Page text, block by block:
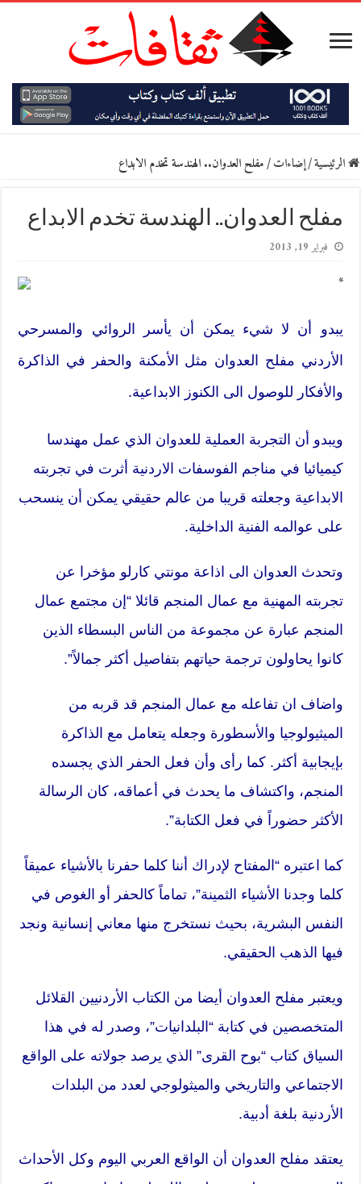
الرئيسية/إضاءات/مفلح العدوان.. الهندسة تخدم الابداع
مفلح العدوان.. الهندسة تخدم الابداع
فبراير 19, 2013
*
يبدو أن لا شيء يمكن أن يأسر الروائي والمسرحي
الأردني مفلح العدوان مثل الأمكنة والحفر في الذاكرة
والأفكار للوصول الى الكنوز الابداعية.
ويبدو أن التجربة العملية للعدوان الذي عمل مهندسا
كيميائيا في مناجم الفوسفات الاردنية أثرت في تجربته
الابداعية وجعلته قريبا من عالم حقيقي يمكن أن ينسحب
على عوالمه الفنية الداخلية.
وتحدث العدوان الى اذاعة مونتي كارلو مؤخرا عن
تجربته المهنية مع عمال المنجم قائلا “إن مجتمع عمال
المنجم عبارة عن مجموعة من الناس البسطاء الذين
كانوا يحاولون ترجمة حياتهم بتفاصيل أكثر جمالاً”.
واضاف ان تفاعله مع عمال المنجم قد قربه من
الميثيولوجيا والأسطورة وجعله يتعامل مع الذاكرة
بإيجابية أكثر. كما رأى وأن فعل الحفر الذي يجسده
المنجم، واكتشاف ما يحدث في أعماقه، كان الرسالة
الأكثر حضوراً في فعل الكتابة”.
كما اعتبره “المفتاح لإدراك أننا كلما حفرنا بالأشياء عميقاً
كلما وجدنا الأشياء الثمينة”، تماماً كالحفر أو الغوص في
النفس البشرية، بحيث نستخرج منها معاني إنسانية ونجد
فيها الذهب الحقيقي.
ويعتبر مفلح العدوان أيضا من الكتاب الأردنيين القلائل
المتخصصين في كتابة “البلدانيات”، وصدر له في هذا
السياق كتاب “بوح القرى” الذي يرصد جولاته على الواقع
الاجتماعي والتاريخي والميثولوجي لعدد من البلدات
الأردنية بلغة أدبية.
يعتقد مفلح العدوان أن الواقع العربي اليوم وكل الأحداث